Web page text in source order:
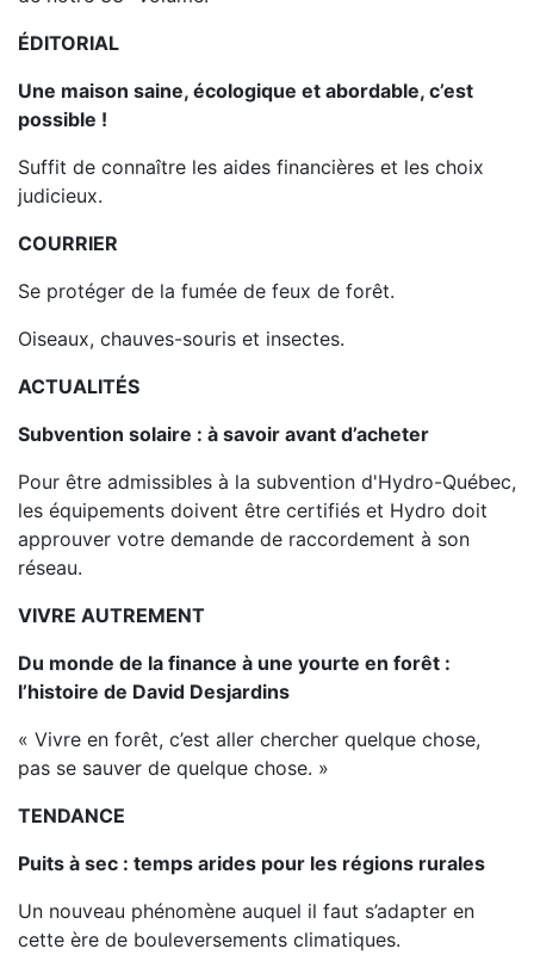
ÉDITORIAL
Une maison saine, écologique et abordable, c’est
possible !
Suffit de connaître les aides financières et les choix
judicieux.
COURRIER
Se protéger de la fumée de feux de forêt.
Oiseaux, chauves-souris et insectes.
ACTUALITÉS
Subvention solaire : à savoir avant d’acheter
Pour être admissibles à la subvention d'Hydro-Québec,
les équipements doivent être certifiés et Hydro doit
approuver votre demande de raccordement à son
réseau.
VIVRE AUTREMENT
Du monde de la finance à une yourte en forêt :
l’histoire de David Desjardins
« Vivre en forêt, c’est aller chercher quelque chose,
pas se sauver de quelque chose. »
TENDANCE
Puits à sec : temps arides pour les régions rurales
Un nouveau phénomène auquel il faut s’adapter en
cette ère de bouleversements climatiques.